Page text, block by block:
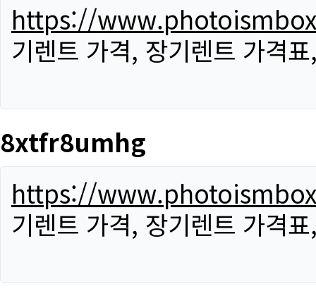
https://
기렌트 가격, 장기렌트 가격
8xtfr8umhg
https://
기렌트 가격, 장기렌트 가격